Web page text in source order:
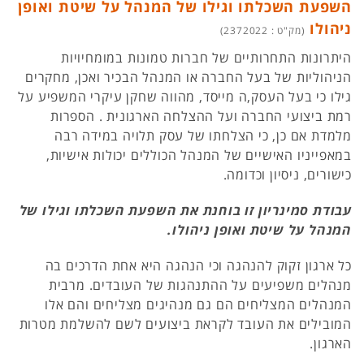
השפעת השכלתו וגילו של המנהל על שיטת ואופן
ניהולו (מק"ט : 2372022)
היתרונות התחרותיים של חברות טמונות במומחיויות
הניהוליות של בעל החברה או המנהל הבכיר ואכן, מחקרים
גילו כי בעל העסק,ה מייסד, מהווה שחקן עיקרי המשפיע על
רמת ביצועי החברה ועל ההצלחה הארגונית . הספרות
מלמדת אם כן, כי הצלחתו של עסק תלויה במידה רבה
במאפייניו האישיים של המנהל הכוללים יכולות אישיות,
כישורים, ניסיון וכדומה.
עבודת סמינריון זו בוחנת את השפעת השכלתו וגילו של
המנהל על שיטת ואופן ניהולו.
כל ארגון זקוק להנהגה וכי הנהגה היא אחת הדרכים בה
מנהלים משפיעים על ההתנהגות של העובדים. מרבית
המנהלים המצליחים הם גם מנהיגים מצליחים והם אלו
המובילים את העובד לקראת ביצועים לשם להשלמת מטרות
הארגון.